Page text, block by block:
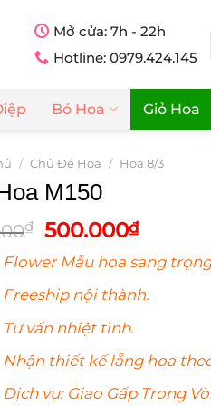
Mở cửa: 7h - 22h
Hotline: 0979.424.145
Bó Hoa Giỏ Hoa
/ Chủ Đề Hoa / Hoa 8/3
M150
₫ Giá
gốc
là:
650.000₫.
500.000₫Giá
tại
là:
Flower Mẫu hoa sang
Freeship nội thành.
Tư vấn nhiệt tình.
Nhận thiết kế lẵng hoa
Dịch vụ: Giao Gấp Trong